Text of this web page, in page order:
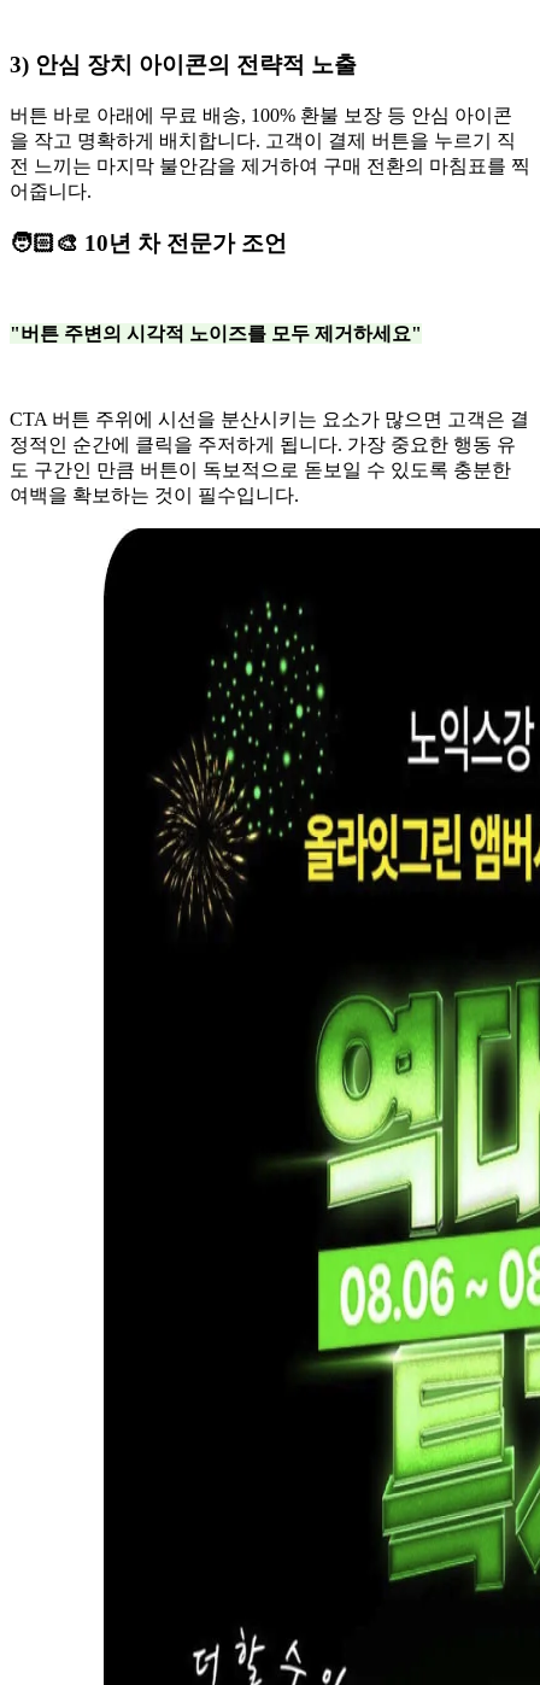
3) 안심 장치 아이콘의 전략적 노출
버튼 바로 아래에 무료 배송, 100% 환불 보장 등 안심 아이콘
을 작고 명확하게 배치합니다. 고객이 결제 버튼을 누르기 직
전 느끼는 마지막 불안감을 제거하여 구매 전환의 마침표를 찍
어줍니다.
🧑🏻‍🎨 10년 차 전문가 조언
"버튼 주변의 시각적 노이즈를 모두 제거하세요"
CTA 버튼 주위에 시선을 분산시키는 요소가 많으면 고객은 결
정적인 순간에 클릭을 주저하게 됩니다. 가장 중요한 행동 유
도 구간인 만큼 버튼이 독보적으로 돋보일 수 있도록 충분한
여백을 확보하는 것이 필수입니다.